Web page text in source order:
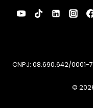
CNPJ: 08.690.642/0001-
©